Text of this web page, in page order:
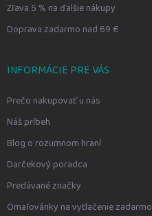
Zľava 5 % na ďalšie nákupy
Doprava zadarmo nad 69 €
INFORMÁCIE PRE VÁS
Prečo nakupovať u nás
Náš príbeh
Blog o rozumnom hraní
Darčekový poradca
Predávané značky
Omaľovánky na vytlačenie zadarmo